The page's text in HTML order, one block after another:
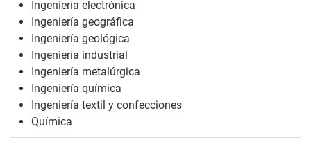
Ingeniería electrónica
Ingeniería geográfica
Ingeniería geológica
Ingeniería industrial
Ingeniería metalúrgica
Ingeniería química
Ingeniería textil y confecciones
Química